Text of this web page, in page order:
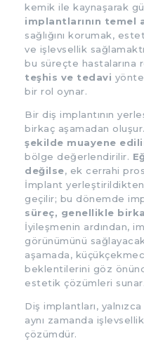
kemik ile kaynaşarak
implantlarının temel
sağlığını korumak,
ve işlevsellik
bu süreçte hastalarına
teşhis ve tedavi
bir rol oynar.
Bir diş implantının
birkaç aşamadan
şekilde muayene
bölge değerlendirilir.
değilse, ek cerrahi
İmplant
geçilir; bu dönemde
süreç, genellikle
İyileşmenin ardından,
görünümünü
aşamada,
beklentilerini göz
estetik çözümleri sunar.
Diş implantları,
aynı zamanda
çözümdür.